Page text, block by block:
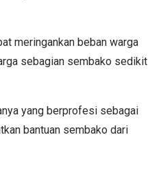
meringankan beban warga
sebagian sembako sedikit
yang berprofesi sebagai
bantuan sembako dari